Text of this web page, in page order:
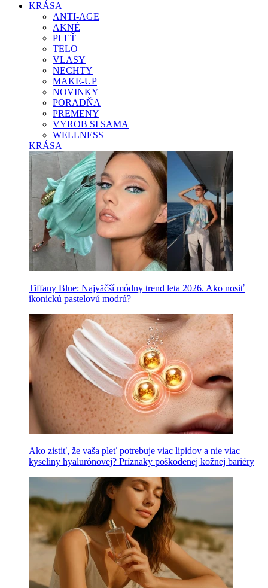
KRÁSA
ANTI-AGE
AKNÉ
PLEŤ
TELO
VLASY
NECHTY
MAKE-UP
NOVINKY
PORADŇA
PREMENY
VYROB SI SAMA
WELLNESS
KRÁSA
Tiffany Blue: Najväčší módny trend leta 2026. Ako nosiť
ikonickú pastelovú modrú?
Ako zistiť, že vaša pleť potrebuje viac lipidov a nie viac
kyseliny hyalurónovej? Príznaky poškodenej kožnej bariéry